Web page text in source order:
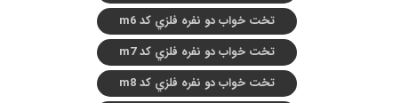
تخت خواب دو نفره فلزي کد m6
تخت خواب دو نفره فلزي کد m7
تخت خواب دو نفره فلزي کد m8